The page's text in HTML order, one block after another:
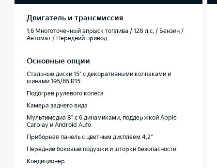
Двигатель и трансмиссия
1.6 Многоточечный впрыск топлива / 128 л.с. / Бензин /
Автомат / Передний привод
Основные опции
Стальные диски 15" с декоративными колпаками и
шинами 195/65 R15
Подогрев рулевого колеса
Камера заднего вида
Мультимедиа 8'' с 6 динамиками, поддержкой Apple
Carplay и Android Auto
Приборная панель c цветным дисплеем 4.2''
Передние боковые подушки и шторки безопасности
Кондиционер